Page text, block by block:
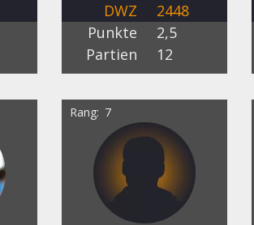
DWZ
2448
Punkte
2,5
Partien
12
Rang 7